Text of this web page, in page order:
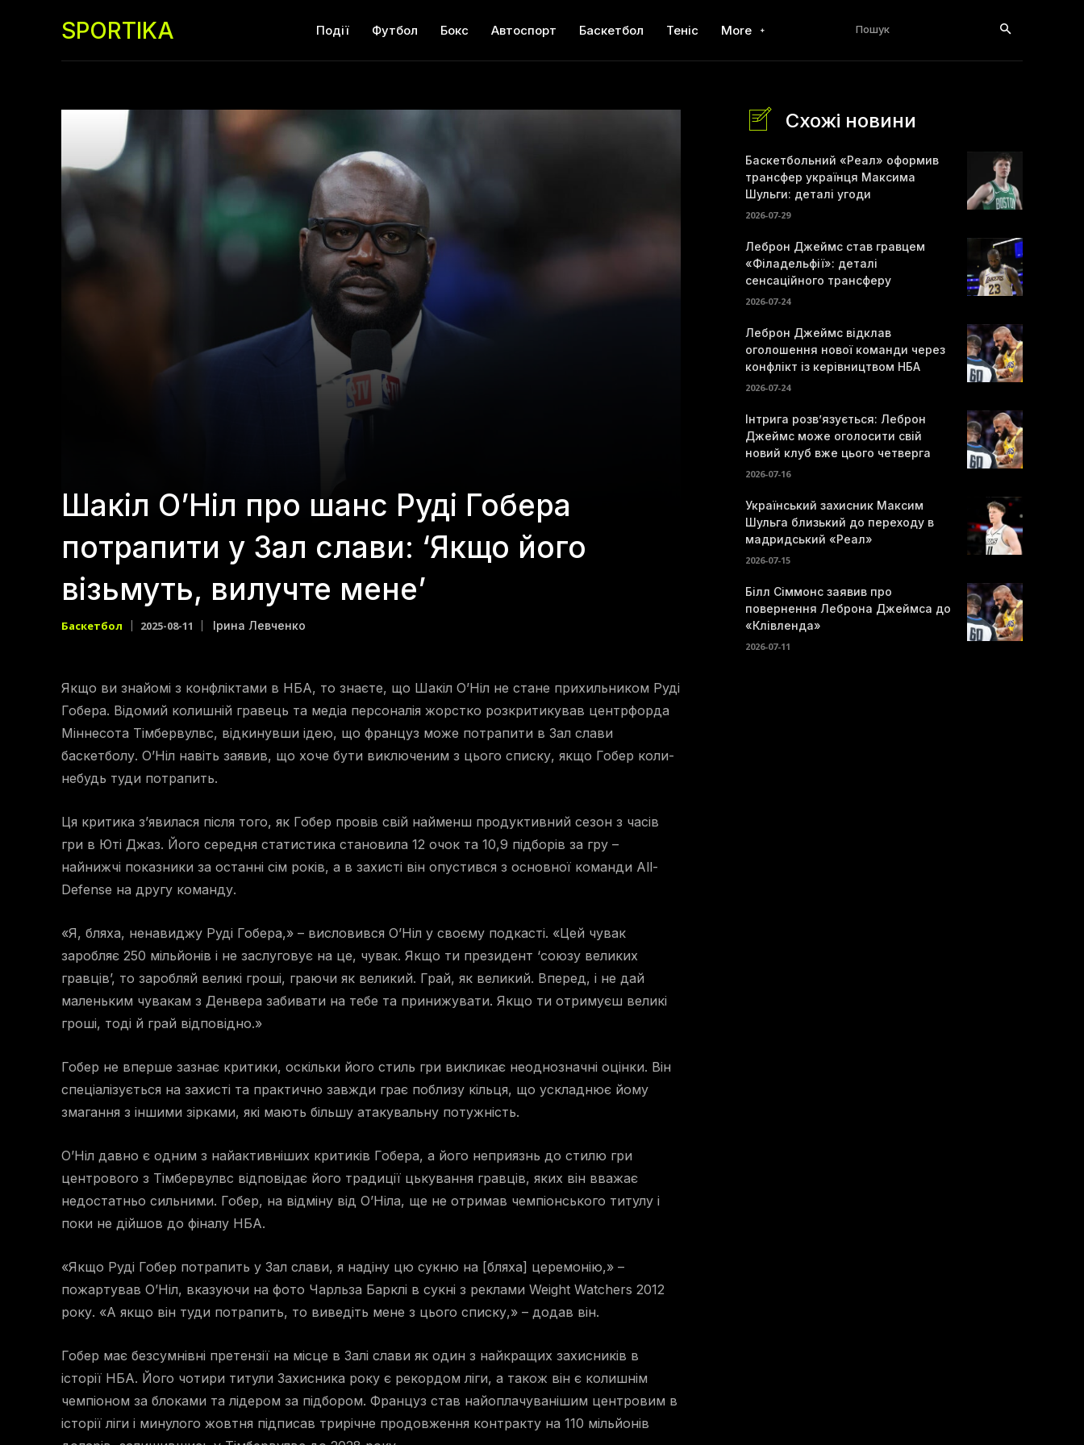
SPORTIKA Події Футбол Бокс Автоспорт Баскетбол Теніс More Пошук
Шакіл О’Ніл про шанс Руді Гобера
потрапити у Зал слави: ‘Якщо його
візьмуть, вилучте мене’
Баскетбол 2025-08-11 Ірина Левченко
Якщо ви знайомі з конфліктами в НБА, то знаєте, що Шакіл О’Ніл не стане прихильником Руді
Гобера. Відомий колишній гравець та медіа персоналія жорстко розкритикував центрфорда
Міннесота Тімбервулвс, відкинувши ідею, що француз може потрапити в Зал слави
баскетболу. О’Ніл навіть заявив, що хоче бути виключеним з цього списку, якщо Гобер коли-
небудь туди потрапить.
Ця критика з’явилася після того, як Гобер провів свій найменш продуктивний сезон з часів
гри в Юті Джаз. Його середня статистика становила 12 очок та 10,9 підборів за гру –
найнижчі показники за останні сім років, а в захисті він опустився з основної команди All-
Defense на другу команду.
«Я, бляха, ненавиджу Руді Гобера,» – висловився О’Ніл у своєму подкасті. «Цей чувак
заробляє 250 мільйонів і не заслуговує на це, чувак. Якщо ти президент ‘союзу великих
гравців’, то заробляй великі гроші, граючи як великий. Грай, як великий. Вперед, і не дай
маленьким чувакам з Денвера забивати на тебе та принижувати. Якщо ти отримуєш великі
гроші, тоді й грай відповідно.»
Гобер не вперше зазнає критики, оскільки його стиль гри викликає неоднозначні оцінки. Він
спеціалізується на захисті та практично завжди грає поблизу кільця, що ускладнює йому
змагання з іншими зірками, які мають більшу атакувальну потужність.
О’Ніл давно є одним з найактивніших критиків Гобера, а його неприязнь до стилю гри
центрового з Тімбервулвс відповідає його традиції цькування гравців, яких він вважає
недостатньо сильними. Гобер, на відміну від О’Ніла, ще не отримав чемпіонського титулу і
поки не дійшов до фіналу НБА.
«Якщо Руді Гобер потрапить у Зал слави, я надіну цю сукню на [бляха] церемонію,» –
пожартував О’Ніл, вказуючи на фото Чарльза Барклі в сукні з реклами Weight Watchers 2012
року. «А якщо він туди потрапить, то виведіть мене з цього списку,» – додав він.
Гобер має безсумнівні претензії на місце в Залі слави як один з найкращих захисників в
історії НБА. Його чотири титули Захисника року є рекордом ліги, а також він є колишнім
чемпіоном за блоками та лідером за підбором. Француз став найоплачуванішим центровим в
історії ліги і минулого жовтня підписав трирічне продовження контракту на 110 мільйонів
Схожі новини
Баскетбольний «Реал» оформив
трансфер українця Максима
Шульги: деталі угоди
2026-07-29
Леброн Джеймс став гравцем
«Філадельфії»: деталі
сенсаційного трансферу
2026-07-24
Леброн Джеймс відклав
оголошення нової команди через
конфлікт із керівництвом НБА
2026-07-24
Інтрига розв’язується: Леброн
Джеймс може оголосити свій
новий клуб вже цього четверга
2026-07-16
Український захисник Максим
Шульга близький до переходу в
мадридський «Реал»
2026-07-15
Білл Сіммонс заявив про
повернення Леброна Джеймса до
«Клівленда»
2026-07-11